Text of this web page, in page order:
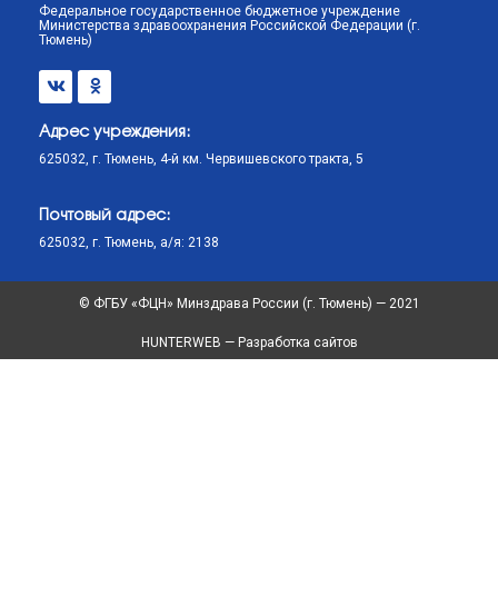
Федеральное государственное бюджетное учреждение
Министерства здравоохранения Российской Федерации (г.
Тюмень)
Адрес учреждения:
625032, г. Тюмень, 4-й км. Червишевского тракта, 5
Почтовый адрес:
625032, г. Тюмень, а/я: 2138
© ФГБУ «ФЦН» Минздрава России (г. Тюмень) — 2021
HUNTERWEB — Разработка сайтов